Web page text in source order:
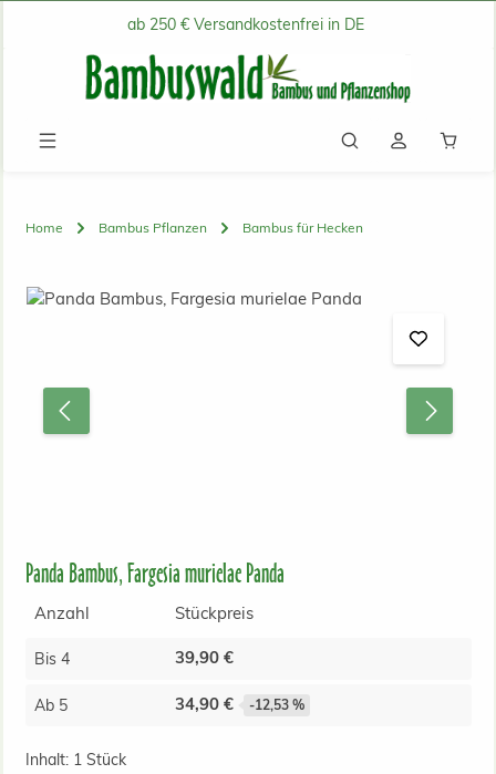
Zum Hauptinhalt springenab 250 € Versandkostenfrei in DE
Home Bambus Pflanzen Bambus für Hecken
Bildergalerie überspringen
Panda Bambus, Fargesia murielae Panda
Anzahl Stückpreis
Bis 4 39,90 €
Ab 5 34,90 € -12,53 %
Inhalt: 1 Stück